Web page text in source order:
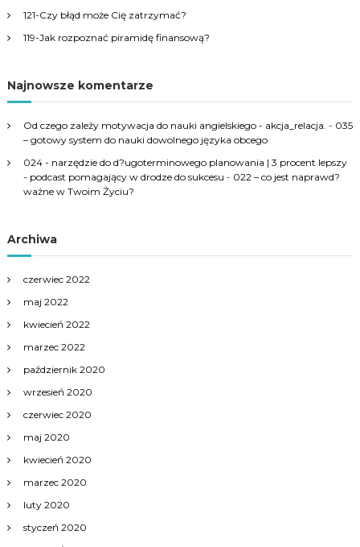
121-Czy błąd może Cię zatrzymać?
119-Jak rozpoznać piramidę finansową?
Najnowsze komentarze
Od czego zależy motywacja do nauki angielskiego - akcja_relacja. - 035
– gotowy system do nauki dowolnego języka obcego
024 - narzędzie do d?ugoterminowego planowania | 3 procent lepszy
- podcast pomagający w drodze do sukcesu - 022 – co jest naprawd?
ważne w Twoim Życiu?
Archiwa
czerwiec 2022
maj 2022
kwiecień 2022
marzec 2022
październik 2020
wrzesień 2020
czerwiec 2020
maj 2020
kwiecień 2020
marzec 2020
luty 2020
styczeń 2020